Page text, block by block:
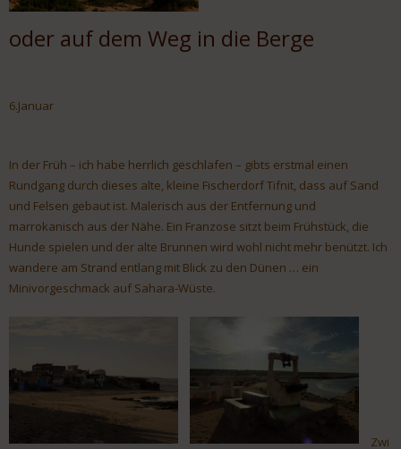
oder auf dem Weg in die Berge
6.Januar
In der Früh – ich habe herrlich geschlafen – gibts erstmal einen
Rundgang durch dieses alte, kleine Fischerdorf Tifnit, dass auf Sand
und Felsen gebaut ist. Malerisch aus der Entfernung und
marrokanisch aus der Nähe. Ein Franzose sitzt beim Frühstück, die
Hunde spielen und der alte Brunnen wird wohl nicht mehr benützt. Ich
wandere am Strand entlang mit Blick zu den Dünen … ein
Minivorgeschmack auf Sahara-Wüste.
Zwi